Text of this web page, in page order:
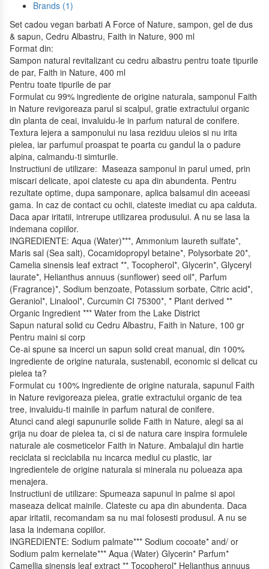
Brands (1)
Set cadou vegan barbati A Force of Nature, sampon, gel de dus
& sapun, Cedru Albastru, Faith in Nature, 900 ml
Format din:
Sampon natural revitalizant cu cedru albastru pentru toate tipurile
de par, Faith in Nature, 400 ml
Pentru toate tipurile de par
Formulat cu 99% ingrediente de origine naturala, samponul Faith
in Nature revigoreaza parul si scalpul, gratie extractului organic
din planta de ceai, invaluidu-le in parfum natural de conifere.
Textura lejera a samponului nu lasa reziduu uleios si nu irita
pielea, iar parfumul proaspat te poarta cu gandul la o padure
alpina, calmandu-ti simturile.
Instructiuni de utilizare: Maseaza samponul in parul umed, prin
miscari delicate, apoi clateste cu apa din abundenta. Pentru
rezultate optime, dupa samponare, aplica balsamul din aceeasi
gama. In caz de contact cu ochii, clateste imediat cu apa calduta.
Daca apar iritatii, intrerupe utilizarea produsului. A nu se lasa la
indemana copiilor.
INGREDIENTE: Aqua (Water)***, Ammonium laureth sulfate*,
Maris sal (Sea salt), Cocamidopropyl betaine*, Polysorbate 20*,
Camelia sinensis leaf extract **, Tocopherol*, Glycerin*, Glyceryl
laurate*, Helianthus annuus (sunflower) seed oil*, Parfum
(Fragrance)*, Sodium benzoate, Potassium sorbate, Citric acid*,
Geraniol*, Linalool*, Curcumin CI 75300*, * Plant derived **
Organic Ingredient *** Water from the Lake District
Sapun natural solid cu Cedru Albastru, Faith in Nature, 100 gr
Pentru maini si corp
Ce-ai spune sa incerci un sapun solid creat manual, din 100%
ingrediente de origine naturala, sustenabil, economic si delicat cu
pielea ta?
Formulat cu 100% ingrediente de origine naturala, sapunul Faith
in Nature revigoreaza pielea, gratie extractului organic de tea
tree, invaluidu-ti mainile in parfum natural de conifere.
Atunci cand alegi sapunurile solide Faith in Nature, alegi sa ai
grija nu doar de pielea ta, ci si de natura care inspira formulele
naturale ale cosmeticelor Faith in Nature. Ambalajul din hartie
reciclata si reciclabila nu incarca mediul cu plastic, iar
ingredientele de origine naturala si minerala nu polueaza apa
menajera.
Instructiuni de utilizare: Spumeaza sapunul in palme si apoi
maseaza delicat mainile. Clateste cu apa din abundenta. Daca
apar iritatii, recomandam sa nu mai folosesti produsul. A nu se
lasa la indemana copiilor.
INGREDIENTE: Sodium palmate*** Sodium cocoate* and/ or
Sodium palm kernelate*** Aqua (Water) Glycerin* Parfum*
Camellia sinensis leaf extract ** Tocopherol* Helianthus annuus